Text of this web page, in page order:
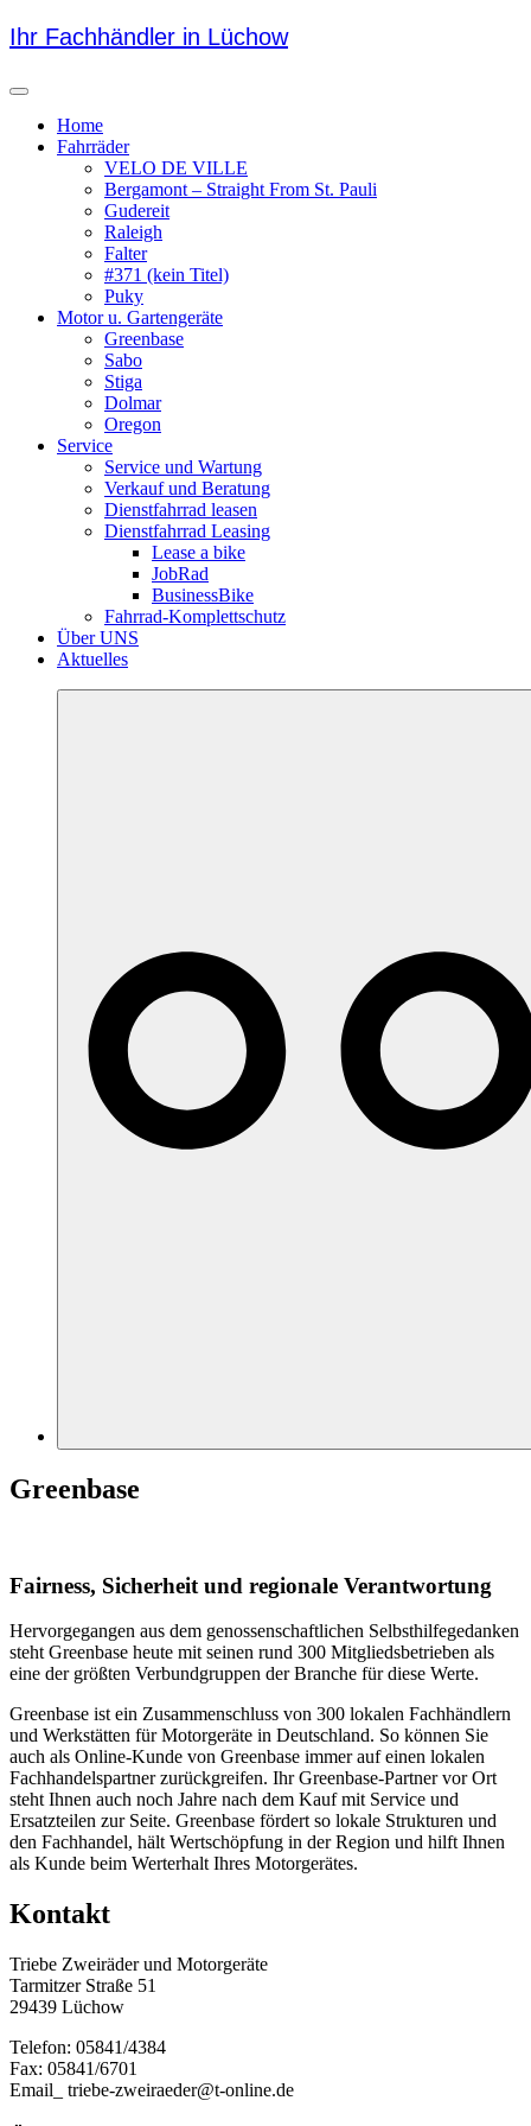
Skip
to
Ihr Fachhändler in Lüchow
Menu
Home
Fahrräder
VELO DE VILLE
Bergamont – Straight From St. Pauli
Gudereit
Raleigh
Falter
#371 (kein Titel)
Puky
Motor u. Gartengeräte
Greenbase
Sabo
Stiga
Dolmar
Oregon
Service
Service und Wartung
Verkauf und Beratung
Dienstfahrrad leasen
Dienstfahrrad Leasing
Lease a bike
JobRad
BusinessBike
Fahrrad-Komplettschutz
Über UNS
Aktuelles
Greenbase
Fairness, Sicherheit und regionale Verantwortung
Hervorgegangen aus dem genossenschaftlichen Selbsthilfegedanken
steht Greenbase heute mit seinen rund 300 Mitgliedsbetrieben als
eine der größten Verbundgruppen der Branche für diese Werte.
Greenbase ist ein Zusammenschluss von 300 lokalen Fachhändlern
und Werkstätten für Motorgeräte in Deutschland. So können Sie
auch als Online-Kunde von Greenbase immer auf einen lokalen
Fachhandelspartner zurückgreifen. Ihr Greenbase-Partner vor Ort
steht Ihnen auch noch Jahre nach dem Kauf mit Service und
Ersatzteilen zur Seite. Greenbase fördert so lokale Strukturen und
den Fachhandel, hält Wertschöpfung in der Region und hilft Ihnen
als Kunde beim Werterhalt Ihres Motorgerätes.
Kontakt
Triebe Zweiräder und Motorgeräte
Tarmitzer Straße 51
29439 Lüchow
Telefon: 05841/4384
Fax: 05841/6701
Email_ triebe-zweiraeder@t-online.de